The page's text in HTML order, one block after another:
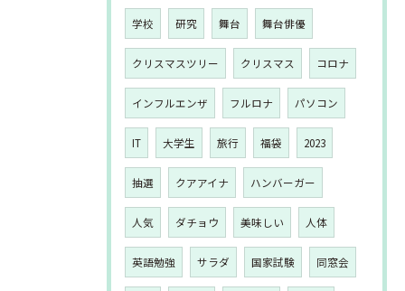
学校 研究 舞台 舞台俳優
クリスマスツリー クリスマス コロナ
インフルエンザ フルロナ パソコン
IT 大学生 旅行 福袋 2023
抽選 クアアイナ ハンバーガー
人気 ダチョウ 美味しい 人体
英語勉強 サラダ 国家試験 同窓会